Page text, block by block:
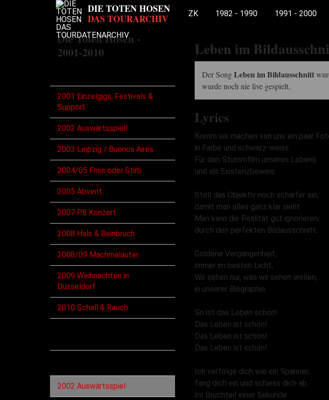
ZK 1982 - 1990 1991 - 2000
Leben im
Der SongLeben im Bildausschnitt
wurde noch nie live gespielt.
Lyrics
Komm wir machen von uns ein paar
in Farbe und schwarz-weiss.
Für den Stummfilm unseres Lebens
und als Existenzbeweis.
Stell das Objektiv noch schärfer ein,
damit man alles ganz klar sieht.
Man kann die Realität gut ignorieren,
durch den perfekten Bildausschnitt.
Goldene Vergangenheit,
immer im besten Licht,
Wir sehen nur, was wir sehen wollen,
in unserer Biographie.
So ist das Leben schön!
Das Leben ist schön!
Das Leben ist schön!
Das Leben ist schön!
Ich verfolge dich wie ein Spanner,
fang dich ein und schiess dich ab.
Im Bruchteil einer Sekunde
Die Toten Hosen -
2001-2010
2001 Einzelgigs, Festivals &
Support
2002 Auswärtsspiel!
2003 Leipzig / Buenos Aires
2004/05 Friss oder Stirb
2005 Abvent
2007 P8 Konzert
2008 Hals & Beinbruch
2008/09 Machmalauter
2009 Weihnachten in
Düsseldorf
2010 Schall & Rauch
2002 Auswärtsspiel